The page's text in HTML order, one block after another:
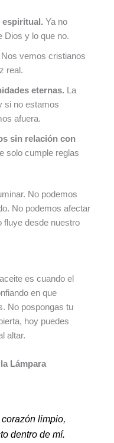
espiritual. Ya no
Dios y lo que no.
Nos vemos cristianos
real.
eternas. La
si no estamos
afuera.
sin relación con
solo cumple reglas
No podemos
No podemos afectar
fluye desde nuestro
es cuando el
en que
No pospongas tu
hoy puedes
altar.
Lámpara
limpio,
dentro de mí.